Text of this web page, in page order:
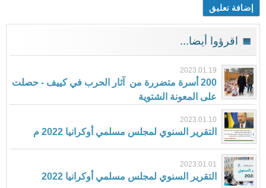
إضافة تعليق
اقرؤوا أيضا...
2023.01.19
200 أسرة متضررة من آثار الحرب في كييف - حصلت
على المعونة الشتوية
2023.01.10
التقرير السنوي لمجلس مسلمي أوكرانيا 2022 م
2023.01.01
التقرير السنوي لمجلس مسلمي أوكرانيا 2022